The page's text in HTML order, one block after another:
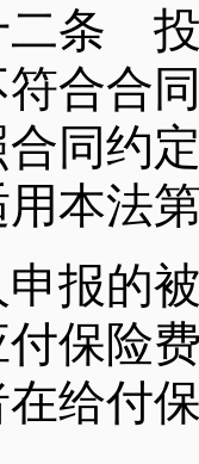
投保
合合
合同约
本法
的被
付保险
在给付